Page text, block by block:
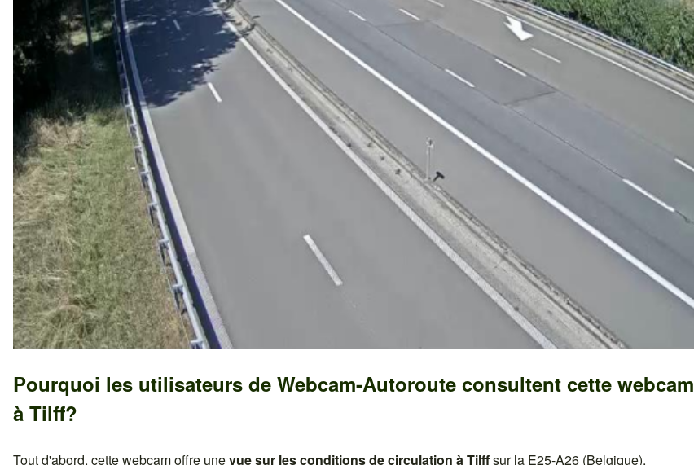
Pourquoi les utilisateurs de Webcam-Autoroute consultent cette webcam
à Tilff?
Tout d'abord, cette webcam offre unevue sur les conditions de circulation àTilffsur la E25-A26 (Belgique).